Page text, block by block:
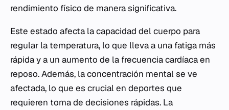
rendimiento físico de manera significativa.
Este estado afecta la capacidad del cuerpo para
regular la temperatura, lo que lleva a una fatiga más
rápida y a un aumento de la frecuencia cardíaca en
reposo. Además, la concentración mental se ve
afectada, lo que es crucial en deportes que
requieren toma de decisiones rápidas. La